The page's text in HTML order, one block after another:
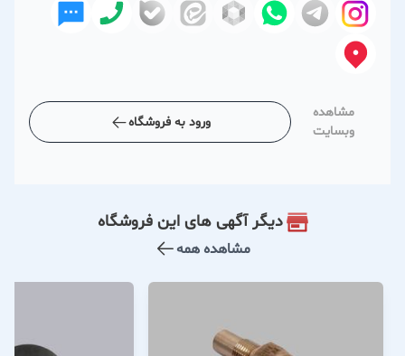
مشاهده
وبسایت
ورود به فروشگاه
دیگر آگهی های این فروشگاه
مشاهده همه